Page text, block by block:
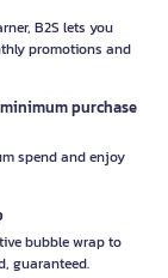
B2S lets you
promotions and
purchase
spend and enjoy
bubble wrap to
guaranteed.